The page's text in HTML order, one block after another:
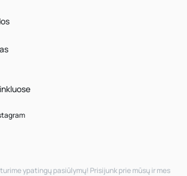
ypatingų pasiūlymų! Prisijunk prie mūsų ir mes